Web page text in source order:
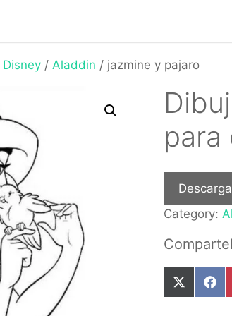
Disney / Aladdin / jazmine y pajaro
para
Category:
Share
on
on